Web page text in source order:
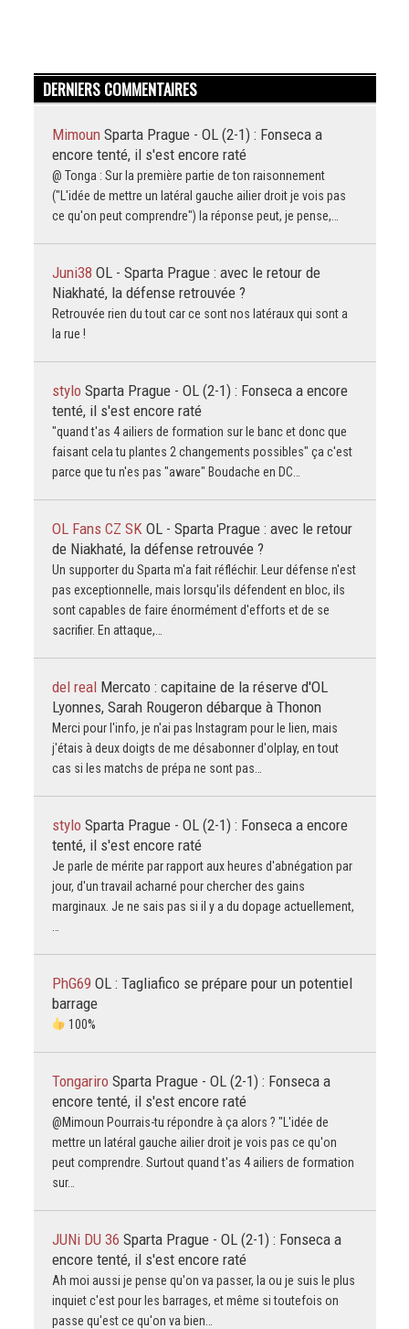
DERNIERS COMMENTAIRES
Mimoun Sparta Prague - OL (2-1) : Fonseca a
encore tenté, il s'est encore raté
@ Tonga : Sur la première partie de ton raisonnement
("L'idée de mettre un latéral gauche ailier droit je vois pas
ce qu'on peut comprendre") la réponse peut, je pense,…
Juni38 OL - Sparta Prague : avec le retour de
Niakhaté, la défense retrouvée ?
Retrouvée rien du tout car ce sont nos latéraux qui sont a
la rue !
stylo Sparta Prague - OL (2-1) : Fonseca a encore
tenté, il s'est encore raté
"quand t'as 4 ailiers de formation sur le banc et donc que
faisant cela tu plantes 2 changements possibles" ça c'est
parce que tu n'es pas "aware" Boudache en DC…
OL Fans CZ SK OL - Sparta Prague : avec le retour
de Niakhaté, la défense retrouvée ?
Un supporter du Sparta m'a fait réfléchir. Leur défense n'est
pas exceptionnelle, mais lorsqu'ils défendent en bloc, ils
sont capables de faire énormément d'efforts et de se
sacrifier. En attaque,…
del real Mercato : capitaine de la réserve d'OL
Lyonnes, Sarah Rougeron débarque à Thonon
Merci pour l'info, je n'ai pas Instagram pour le lien, mais
j'étais à deux doigts de me désabonner d'olplay, en tout
cas si les matchs de prépa ne sont pas…
stylo Sparta Prague - OL (2-1) : Fonseca a encore
tenté, il s'est encore raté
Je parle de mérite par rapport aux heures d'abnégation par
jour, d'un travail acharné pour chercher des gains
marginaux. Je ne sais pas si il y a du dopage actuellement,
PhG69 OL : Tagliafico se prépare pour un potentiel
barrage
100%
Tongariro Sparta Prague - OL (2-1) : Fonseca a
encore tenté, il s'est encore raté
@Mimoun Pourrais-tu répondre à ça alors ? "L'idée de
mettre un latéral gauche ailier droit je vois pas ce qu'on
peut comprendre. Surtout quand t'as 4 ailiers de formation
sur…
JUNi DU 36 Sparta Prague - OL (2-1) : Fonseca a
encore tenté, il s'est encore raté
Ah moi aussi je pense qu'on va passer, la ou je suis le plus
inquiet c'est pour les barrages, et même si toutefois on
passe qu'est ce qu'on va bien…